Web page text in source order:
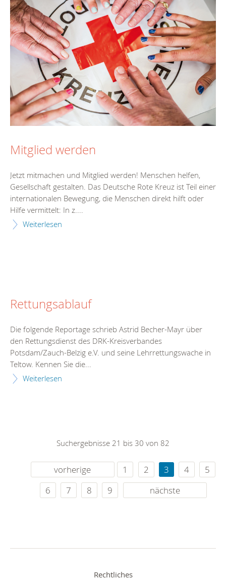
Mitglied werden
Jetzt mitmachen und Mitglied werden! Menschen helfen,
Gesellschaft gestalten. Das Deutsche Rote Kreuz ist Teil einer
internationalen Bewegung, die Menschen direkt hilft oder
Hilfe vermittelt: In z....
Weiterlesen
Rettungsablauf
Die folgende Reportage schrieb Astrid Becher-Mayr über
den Rettungsdienst des DRK-Kreisverbandes
Potsdam/Zauch-Belzig e.V. und seine Lehrrettungswache in
Teltow. Kennen Sie die...
Weiterlesen
Suchergebnisse 21 bis 30 von 82
vorherige 1 2 3 4
5
6
7 8 9 nächste
Rechtliches